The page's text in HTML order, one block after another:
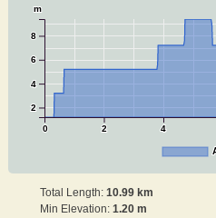
0 2 4
2
4
6
8
m
Total Length: 10.99 km
Min Elevation: 1.20 m